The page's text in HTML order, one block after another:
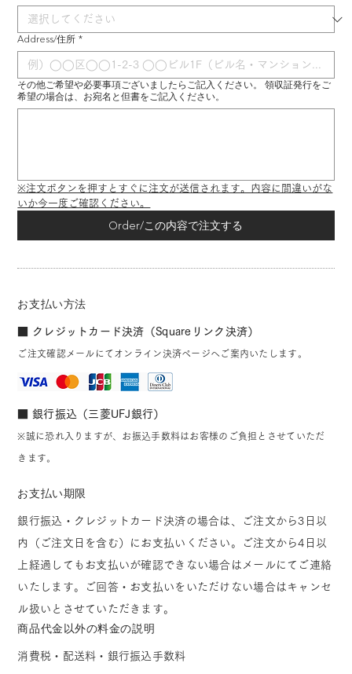
Address/住所 *
その他ご希望や必要事項ございましたらご記入ください。 領収証発行をご
希望の場合は、お宛名と但書をご記入ください。
※注文ボタンを押すとすぐに注文が送信されます。内容に間違いがな
いか今一度ご確認ください。
Order/この内容で注文する
お支払い方法
■ クレジットカード決済（Squareリンク決済）
ご注文確認メールにてオンライン決済ページへご案内いたします。
■ 銀行振込（三菱UFJ銀行）
※誠に恐れ入りますが、お振込手数料はお客様のご負担とさせていただ
きます。
お支払い期限
銀行振込・クレジットカード決済の場合は、ご注文から3日以
内（ご注文日を含む）にお支払いください。ご注文から4日以
上経過してもお支払いが確認できない場合はメールにてご連絡
いたします。ご回答・お支払いをいただけない場合はキャンセ
ル扱いとさせていただきます。
商品代金以外の料金の説明
消費税・配送料・銀行振込手数料